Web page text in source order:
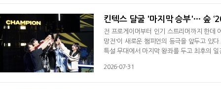
킨텍스 달굴 '마지막 승부'… 숲
전 프로게이머부터 인기 스트리머까지 한데
망전'이 새로운 챔피언의 등극을 앞두고 있
특설 무대에서 마지막 왕좌를 두고 최후의
네이션 방식으로 본선 경기를 치른 가운데
2026-07-31